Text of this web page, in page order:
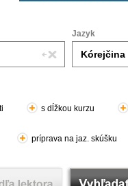
Jazyk
s dĺžkou kurzu
príprava na jaz. skúšku